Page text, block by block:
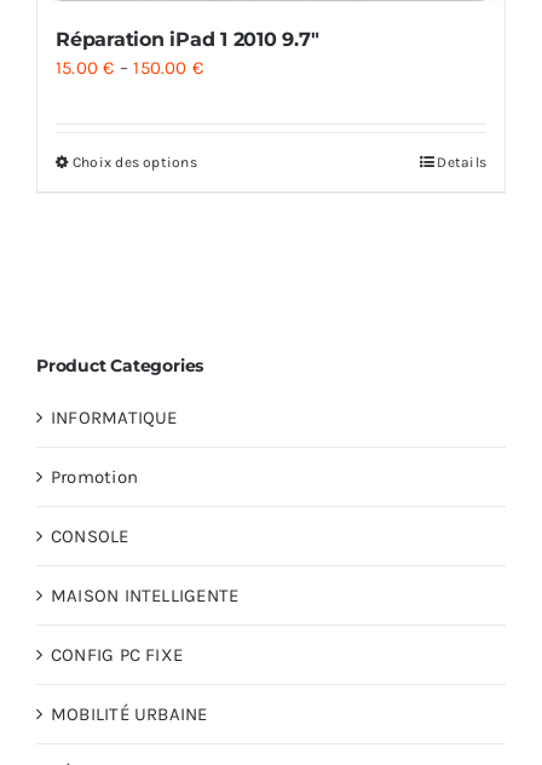
Réparation iPad 1 2010 9.7″
15.00€ –150.00 €
Choix des options Details
Product Categories
INFORMATIQUE
Promotion
CONSOLE
MAISON INTELLIGENTE
CONFIG PC FIXE
MOBILITÉ URBAINE